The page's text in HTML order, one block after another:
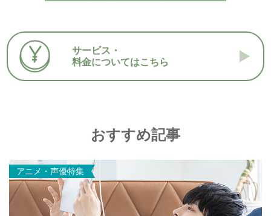
サービス・
料金についてはこちら
おすすめ記事
アニメ・声優特集